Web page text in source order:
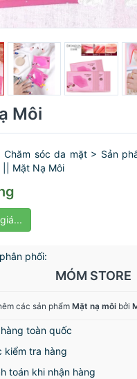
Môi
Chăm sóc da mặt > Sản
|| Mặt Nạ Môi
phối:
MÓM STORE
các sản phẩm Mặt nạ môi bởi
toàn quốc
kiểm tra hàng
toán khi nhận hàng